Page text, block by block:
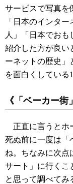
サービスで写真を
「日本のインタ
人」「日本でおも
紹介した方が良い
ーネットの歴史」
を面白くしている
《「ベーカー街
正直に言うとホ
死ぬ前に一度は「
ね。ちなみに次点
サート」に行く
と思って調べてみ